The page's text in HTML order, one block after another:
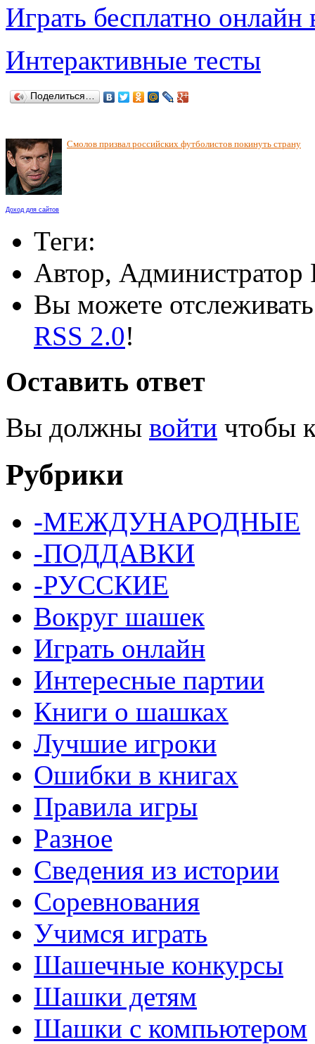
Играть бесплатно
Интерактивные тесты
Поделиться…
Смолов призвал российских футболистов покинуть страну
Доход для сайтов
Теги:
Автор, Администратор
Вы можете отслеживать
RSS 2.0!
Оставить ответ
Вы должны войти чтобы
Рубрики
-МЕЖДУНАРОДНЫЕ
-ПОДДАВКИ
-РУССКИЕ
Вокруг шашек
Играть онлайн
Интересные партии
Книги о шашках
Лучшие игроки
Ошибки в книгах
Правила игры
Разное
Сведения из истории
Соревнования
Учимся играть
Шашечные конкурсы
Шашки детям
Шашки с компьютером